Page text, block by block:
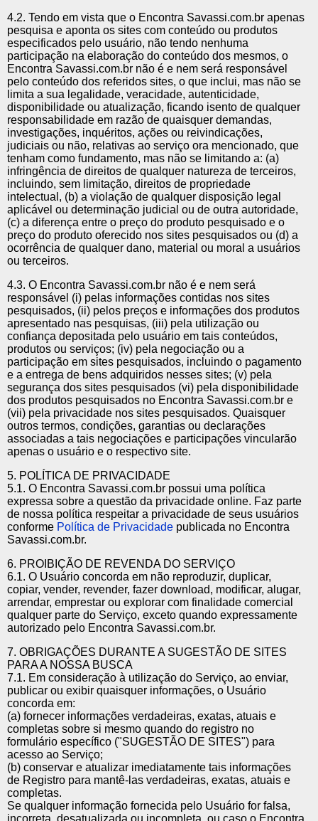
4.2. Tendo em vista que o Encontra Savassi.com.br apenas
pesquisa e aponta os sites com conteúdo ou produtos
especificados pelo usuário, não tendo nenhuma
participação na elaboração do conteúdo dos mesmos, o
Encontra Savassi.com.br não é e nem será responsável
pelo conteúdo dos referidos sites, o que inclui, mas não se
limita a sua legalidade, veracidade, autenticidade,
disponibilidade ou atualização, ficando isento de qualquer
responsabilidade em razão de quaisquer demandas,
investigações, inquéritos, ações ou reivindicações,
judiciais ou não, relativas ao serviço ora mencionado, que
tenham como fundamento, mas não se limitando a: (a)
infringência de direitos de qualquer natureza de terceiros,
incluindo, sem limitação, direitos de propriedade
intelectual, (b) a violação de qualquer disposição legal
aplicável ou determinação judicial ou de outra autoridade,
(c) a diferença entre o preço do produto pesquisado e o
preço do produto oferecido nos sites pesquisados ou (d) a
ocorrência de qualquer dano, material ou moral a usuários
ou terceiros.
4.3. O Encontra Savassi.com.br não é e nem será
responsável (i) pelas informações contidas nos sites
pesquisados, (ii) pelos preços e informações dos produtos
apresentado nas pesquisas, (iii) pela utilização ou
confiança depositada pelo usuário em tais conteúdos,
produtos ou serviços; (iv) pela negociação ou a
participação em sites pesquisados, incluindo o pagamento
e a entrega de bens adquiridos nesses sites; (v) pela
segurança dos sites pesquisados (vi) pela disponibilidade
dos produtos pesquisados no Encontra Savassi.com.br e
(vii) pela privacidade nos sites pesquisados. Quaisquer
outros termos, condições, garantias ou declarações
associadas a tais negociações e participações vincularão
apenas o usuário e o respectivo site.
5. POLÍTICA DE PRIVACIDADE
5.1. O Encontra Savassi.com.br possui uma política
expressa sobre a questão da privacidade online. Faz parte
de nossa política respeitar a privacidade de seus usuários
conforme Política de Privacidade publicada no Encontra
Savassi.com.br.
6. PROIBIÇÃO DE REVENDA DO SERVIÇO
6.1. O Usuário concorda em não reproduzir, duplicar,
copiar, vender, revender, fazer download, modificar, alugar,
arrendar, emprestar ou explorar com finalidade comercial
qualquer parte do Serviço, exceto quando expressamente
autorizado pelo Encontra Savassi.com.br.
7. OBRIGAÇÕES DURANTE A SUGESTÃO DE SITES
PARA A NOSSA BUSCA
7.1. Em consideração à utilização do Serviço, ao enviar,
publicar ou exibir quaisquer informações, o Usuário
concorda em:
(a) fornecer informações verdadeiras, exatas, atuais e
completas sobre si mesmo quando do registro no
formulário específico ("SUGESTÃO DE SITES") para
acesso ao Serviço;
(b) conservar e atualizar imediatamente tais informações
de Registro para mantê-las verdadeiras, exatas, atuais e
completas.
Se qualquer informação fornecida pelo Usuário for falsa,
incorreta, desatualizada ou incompleta, ou caso o Encontra